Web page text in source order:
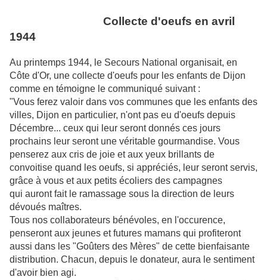
Collecte d'oeufs en avril
1944
Au printemps 1944, le Secours National organisait, en
Côte d'Or, une collecte d'oeufs pour les enfants de Dijon
comme en témoigne le communiqué suivant :
"Vous ferez valoir dans vos communes que les enfants des
villes, Dijon en particulier, n'ont pas eu d'oeufs depuis
Décembre... ceux qui leur seront donnés ces jours
prochains leur seront une véritable gourmandise. Vous
penserez aux cris de joie et aux yeux brillants de
convoitise quand les oeufs, si appréciés, leur seront servis,
grâce à vous et aux petits écoliers des campagnes
qui auront fait le ramassage sous la direction de leurs
dévoués maîtres.
Tous nos collaborateurs bénévoles, en l'occurence,
penseront aux jeunes et futures mamans qui profiteront
aussi dans les "Goûters des Mères" de cette bienfaisante
distribution. Chacun, depuis le donateur, aura le sentiment
d'avoir bien agi.